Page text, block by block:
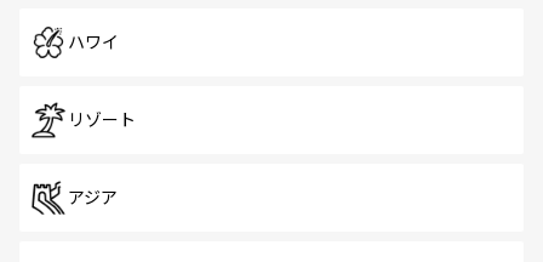
ハワイ
リゾート
アジア